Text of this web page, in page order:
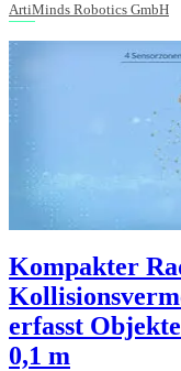
ArtiMinds Robotics GmbH
Kompakter
erfasst
0,1 m